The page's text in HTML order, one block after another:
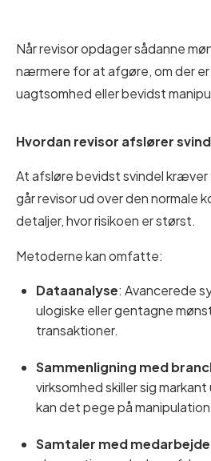
Når revisor opdager sådanne
nærmere for at afgøre, om der
uagtsomhed eller bevidst
Hvordan revisor afslører
At afsløre bevidst svindel
går revisor ud over den normale
detaljer, hvor risikoen er størst.
Metoderne kan omfatte:
Dataanalyse: Avancerede
ulogiske eller gentagne
transaktioner.
Sammenligning med
virksomhed skiller sig
kan det pege på
Samtaler med